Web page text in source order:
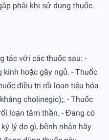
phải khi sử dụng thuốc.
tác với các thuốc sau: -
hoặc gây ngủ. - Thuốc
điều trị rối loạn tiêu hóa
cholinegic);. - Thuốc
loạn tâm thần. - Đang có
lý do gì, bệnh nhân hãy